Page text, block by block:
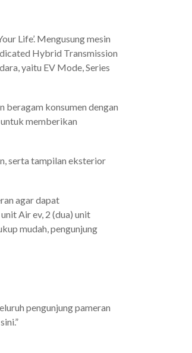
Life’. Mengusung mesin
Hybrid Transmission
yaitu EV Mode, Series
beragam konsumen dengan
memberikan
serta tampilan eksterior
agar dapat
Air ev, 2 (dua) unit
mudah, pengunjung
pengunjung pameran